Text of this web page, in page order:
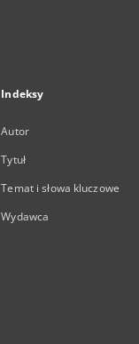
Indeksy
Autor
Tytuł
Temat i słowa kluczowe
Wydawca